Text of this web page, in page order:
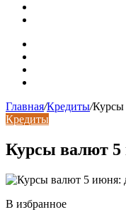
Главная/Кредиты/Курсы
Кредиты
Курсы валют 5
В избранное